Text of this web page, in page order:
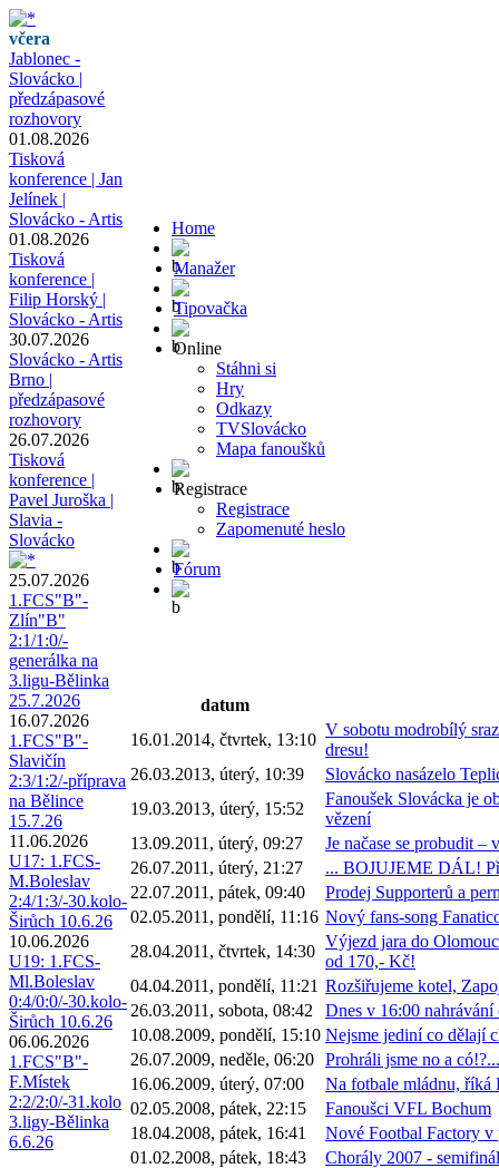
včera
Jablonec -
Slovácko |
předzápasové
rozhovory
01.08.2026
Tisková
konference | Jan
Jelínek |
Slovácko - Artis
01.08.2026
Tisková
konference |
Filip Horský |
Slovácko - Artis
30.07.2026
Slovácko - Artis
Brno |
předzápasové
rozhovory
26.07.2026
Tisková
konference |
Pavel Juroška |
Slavia -
Slovácko
25.07.2026
1.FCS"B"-
Zlín"B"
2:1/1:0/-
generálka na
3.ligu-Bělinka
25.7.2026
16.07.2026
1.FCS"B"-
Slavičín
2:3/1:2/-příprava
na Bělince
15.7.26
11.06.2026
U17: 1.FCS-
M.Boleslav
2:4/1:3/-30.kolo-
Širůch 10.6.26
10.06.2026
U19: 1.FCS-
Ml.Boleslav
0:4/0:0/-30.kolo-
Širůch 10.6.26
06.06.2026
1.FCS"B"-
F.Místek
2:2/2:0/-31.kolo
3.ligy-Bělinka
6.6.26
Home
Manažer
Tipovačka
Online
Stáhni si
Hry
Odkazy
TVSlovácko
Mapa fanoušků
Registrace
Registrace
Zapomenuté heslo
Fórum
datum
16.01.2014, čtvrtek, 13:10
V sobotu modrobílý
dresu!
26.03.2013, úterý, 10:39
Slovácko nasázelo
19.03.2013, úterý, 15:52
Fanoušek Slovácka je
vězení
13.09.2011, úterý, 09:27
Je načase se probudit
26.07.2011, úterý, 21:27
... BOJUJEME DÁL!
22.07.2011, pátek, 09:40
Prodej Supporterů a
02.05.2011, pondělí, 11:16 Nový fans-song
28.04.2011, čtvrtek, 14:30
Výjezd jara do
od 170,- Kč!
04.04.2011, pondělí, 11:21 Rozšiřujeme kotel,
26.03.2011, sobota, 08:42
Dnes v 16:00 nahrávání
10.08.2009, pondělí, 15:10 Nejsme jediní co dělají
26.07.2009, neděle, 06:20 Prohráli jsme no a
16.06.2009, úterý, 07:00
Na fotbale mládnu, říká
02.05.2008, pátek, 22:15
Fanoušci VFL Bochum
18.04.2008, pátek, 16:41
Nové Footbal Factory
01.02.2008, pátek, 18:43
Chorály 2007 -